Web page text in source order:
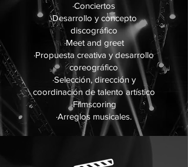
·Conciertos
·Desarrollo y concepto
discográfico
·Meet and greet
·Propuesta creativa y desarrollo
coreográfico
·Selección, dirección y
coordinación de talento artístico
·Filmscoring
·Arreglos musicales.